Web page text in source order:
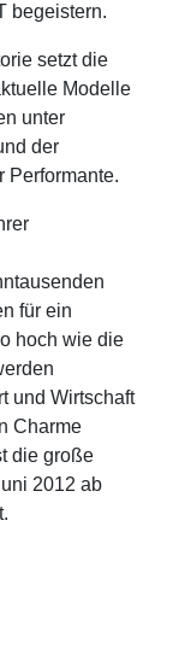
begeistern.
setzt die
Modelle
unter
der
Performante.
für ein
hoch wie die
und Wirtschaft
Charme
die große
2012 ab